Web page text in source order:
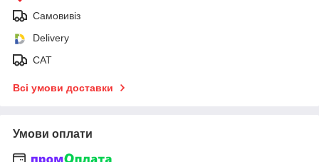
Самовивіз
Delivery
САТ
Всі умови доставки
Умови оплати